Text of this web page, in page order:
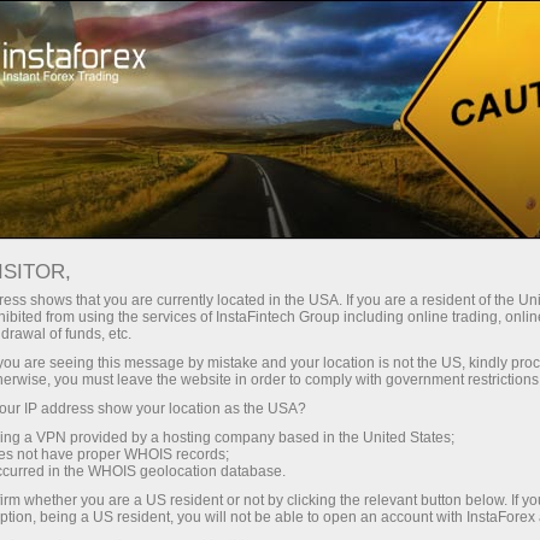
InstaForex-এর সাথে থেকে আপনি সত্যিকারের
লিভারেজ, মার্কেটের সেরা স্প্রেড ও কমিশন এবং
স্টক ও ইনডেক্স ট্রেডিংয়ের জন্য সুবিধাজনক
শর্তাবলী।
স্বল্প
প্রতিটি ডিপোজিটে
30% বোনাস
গতির
পরিচয় ট্রেডিংয়ে এবং হাইওয়েতে পাওয়া যায়
shows that you are currently located in the USA. If you are a resident of the
from using the services of InstaFintech Group including online trading,
of funds, etc.
are seeing this message by mistake and your location is not the US, kindly
you must leave the website in order to comply with government
IP address show your location as the USA?
a VPN provided by a hosting company based in the United States;
not have proper WHOIS records;
in the WHOIS geolocation database.
whether you are a US resident or not by clicking the relevant button below. If
being a US resident, you will not be able to open an account with InstaForex